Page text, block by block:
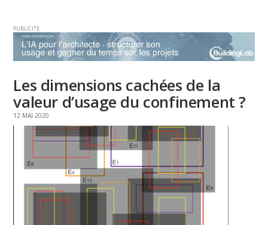
PUBLICITE
Les dimensions cachées de la
valeur d’usage du confinement ?
12 MAI 2020